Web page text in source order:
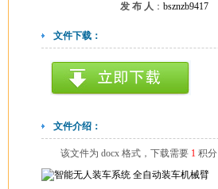
发 布 人 ： bsznzb9417
文件下载：
文件介绍：
该文件为 docx 格式，下载需要 1 积分